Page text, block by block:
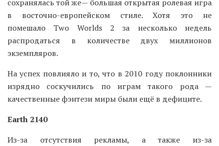
сохранялась той же— большая открытая ролевая игра
в восточно-европейском стиле. Хотя это не
помешало Two Worlds 2 за несколько недель
распродаться в количестве двух миллионов
экземпляров.
На успех повлияло и то, что в 2010 году поклонники
изрядно соскучились по играм такого рода —
качественные фэнтези миры были ещё в дефиците.
Earth 2140
Из-за отсутствия рекламы, а также из-за